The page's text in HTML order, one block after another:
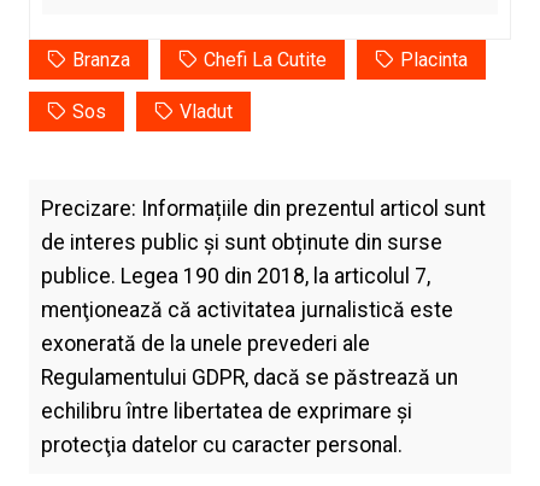
Branza Chefi La Cutite Placinta
Sos Vladut
Precizare: Informațiile din prezentul articol sunt
de interes public și sunt obținute din surse
publice. Legea 190 din 2018, la articolul 7,
menţionează că activitatea jurnalistică este
exonerată de la unele prevederi ale
Regulamentului GDPR, dacă se păstrează un
echilibru între libertatea de exprimare şi
protecţia datelor cu caracter personal.